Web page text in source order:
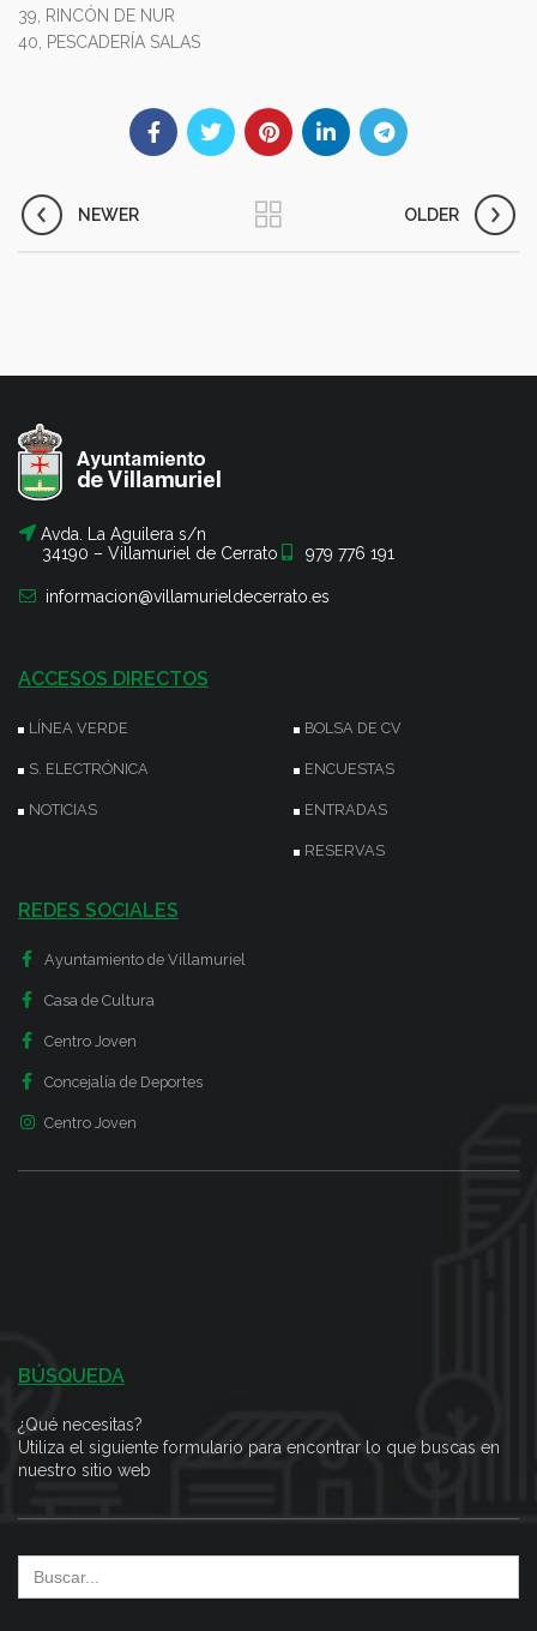
39, RINCÓN DE NUR
40, PESCADERÍA SALAS
NEWER OLDER
Avda. La Aguilera s/n
34190 – Villamuriel de Cerrato
979 776 191
informacion@villamurieldecerrato.es
ACCESOS DIRECTOS
LÍNEA VERDE
S. ELECTRÓNICA
NOTICIAS
BOLSA DE CV
ENCUESTAS
ENTRADAS
RESERVAS
REDES SOCIALES
Ayuntamiento de Villamuriel
Casa de Cultura
Centro Joven
Concejalía de Deportes
Centro Joven
BÚSQUEDA
¿Qué necesitas?
Utiliza el siguiente formulario para encontrar lo que buscas en
nuestro sitio web
Search
for: